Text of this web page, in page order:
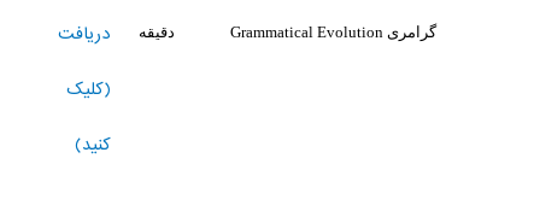
گرامری Grammatical Evolution دقیقه دریافت
(کلیک
کنید)